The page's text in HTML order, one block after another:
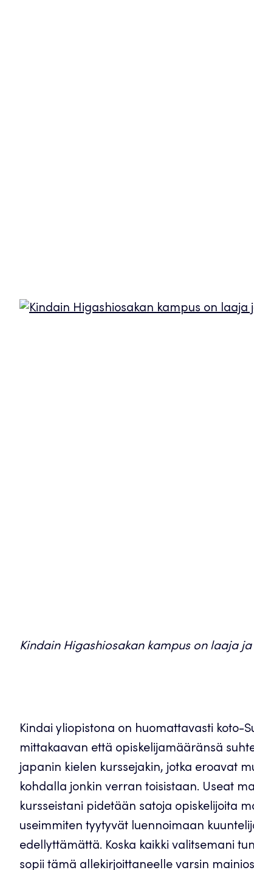
Kindain Higashiosakan kampus on laaja
Kindai yliopistona on huomattavasti koto-
mittakaavan että opiskelijamääränsä
japanin kielen kurssejakin, jotka eroavat
kohdalla jonkin verran toisistaan. Useat
kursseistani pidetään satoja opiskelijoita
useimmiten tyytyvät luennoimaan
edellyttämättä. Koska kaikki valitsemani
sopii tämä allekirjoittaneelle varsin